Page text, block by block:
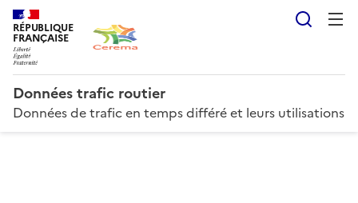
RÉPUBLIQUE
FRANÇAISE
Données trafic routier
Données de trafic en temps différé et leurs utilisations